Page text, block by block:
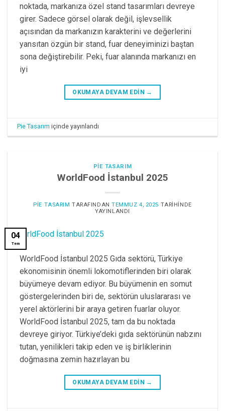
noktada, markanıza özel stand tasarımları devreye
girer. Sadece görsel olarak değil, işlevsellik
açısından da markanızın karakterini ve değerlerini
yansıtan özgün bir stand, fuar deneyiminizi baştan
sona değiştirebilir. Peki, fuar alanında markanızı en
iyi
OKUMAYA DEVAM EDIN →
Pie Tasarım içinde yayınlandı
PIE TASARIM
WorldFood İstanbul 2025
PIE TASARIM TARAFINDAN TEMMUZ 4, 2025 TARIHINDE
YAYINLANDI
04
Tem
WorldFood İstanbul 2025 Gıda sektörü, Türkiye
ekonomisinin önemli lokomotiflerinden biri olarak
büyümeye devam ediyor. Bu büyümenin en somut
göstergelerinden biri de, sektörün uluslararası ve
yerel aktörlerini bir araya getiren fuarlar oluyor.
WorldFood İstanbul 2025, tam da bu noktada
devreye giriyor. Türkiye’deki gıda sektörünün nabzını
tutan, yenilikleri takip eden ve iş birliklerinin
doğmasına zemin hazırlayan bu
OKUMAYA DEVAM EDIN →